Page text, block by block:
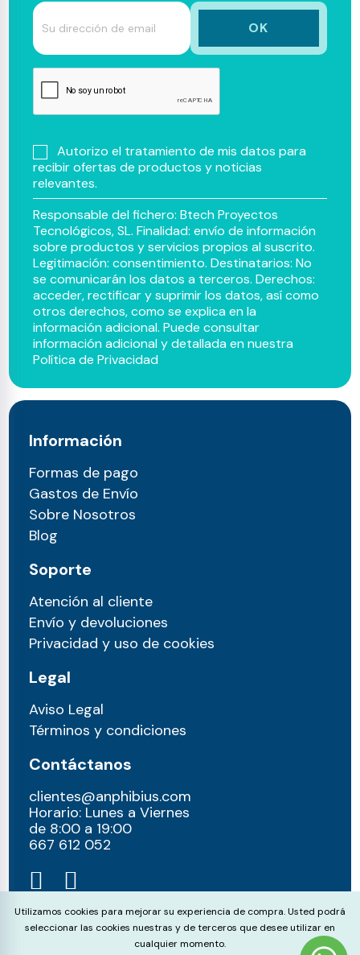
Autorizo el tratamiento de mis datos para
recibir ofertas de productos y noticias
relevantes.
Responsable del fichero: Btech Proyectos
Tecnológicos, SL. Finalidad: envío de información
sobre productos y servicios propios al suscrito.
Legitimación: consentimiento. Destinatarios: No
se comunicarán los datos a terceros. Derechos:
acceder, rectificar y suprimir los datos, así como
otros derechos, como se explica en la
información adicional. Puede consultar
información adicional y detallada en nuestra
Política de Privacidad
Información
Formas de pago
Gastos de Envío
Sobre Nosotros
Blog
Soporte
Atención al cliente
Envío y devoluciones
Privacidad y uso de cookies
Legal
Aviso Legal
Términos y condiciones
Contáctanos
clientes@anphibius.com
Horario: Lunes a Viernes
de 8:00 a 19:00
667 612 052​
Cookie Consent
Utilizamos cookies para mejorar su experiencia de compra. Usted podrá
seleccionar las cookies nuestras y de terceros que desee utilizar en
cualquier momento.